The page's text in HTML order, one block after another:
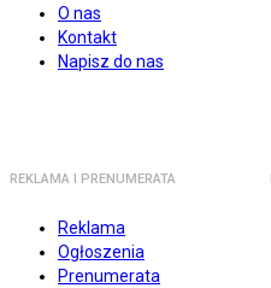
O nas
Kontakt
Napisz do nas
REKLAMA I PRENUMERATA
Reklama
Ogłoszenia
Prenumerata